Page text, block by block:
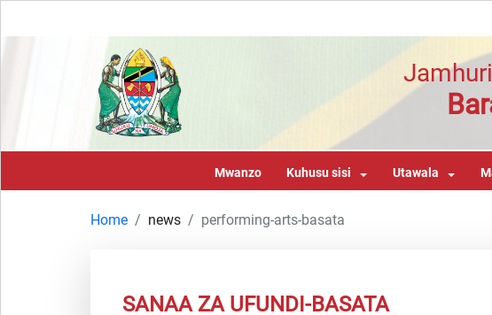
Mwanzo Kuhusu sisi Utawala
Home news performing-arts-basata
SANAA ZA UFUNDI-BASATA